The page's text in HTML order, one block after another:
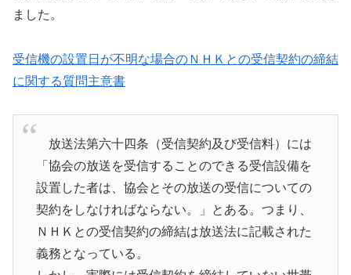
ました。
受信機の設置日が不明な場合のＮＨＫとの受信契約の締結
に関する質問主意書
放送法第六十四条（受信契約及び受信料）には
「協会の放送を受信することのできる受信設備を
設置した者は、協会とその放送の受信についての
契約をしなければならない。」とある。つまり、
ＮＨＫとの受信契約の締結は放送法に記載された
義務となっている。